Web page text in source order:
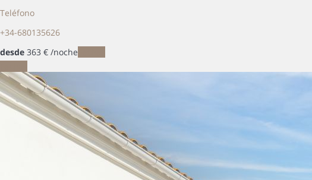
Teléfono
+34-680135626
desde 363 € /noche